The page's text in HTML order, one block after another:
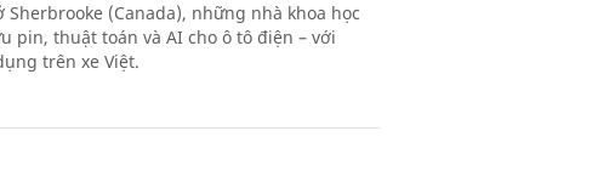
(Canada), những nhà khoa học
pin, thuật toán và AI cho ô tô điện – với
trên xe Việt.